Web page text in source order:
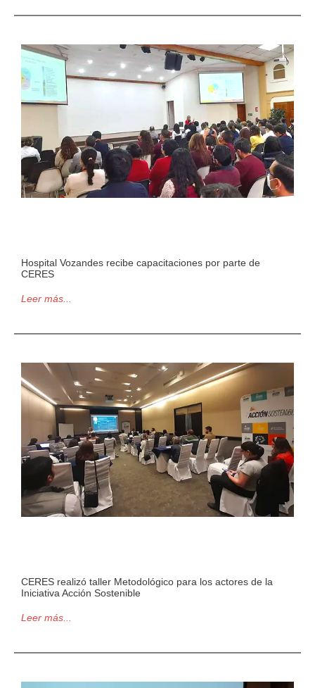
Hospital Vozandes recibe capacitaciones por parte de
CERES
Leer más...
CERES realizó taller Metodológico para los actores de la
Iniciativa Acción Sostenible
Leer más...